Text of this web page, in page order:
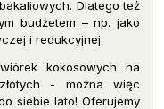
Dlatego też
budżetem – np. jako
i redukcyjnej.
kokosowych na
- można więc
siebie lato! Oferujemy